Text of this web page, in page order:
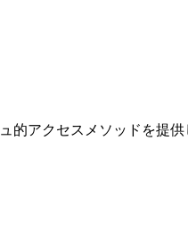
アクセスメソッドを提